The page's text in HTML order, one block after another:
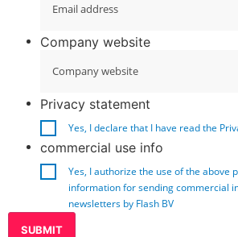
Company website
Privacy statement
Yes, I declare that I have read the
commercial use info
Yes, I authorize the use of the above
information for sending commercial
newsletters by Flash BV